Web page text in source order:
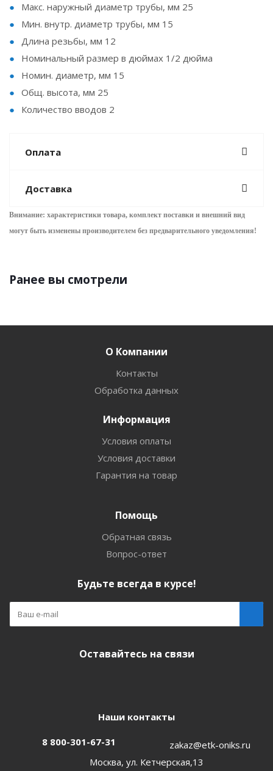
Макс. наружный диаметр трубы, мм 25
Мин. внутр. диаметр трубы, мм 15
Длина резьбы, мм 12
Номинальный размер в дюймах 1/2 дюйма
Номин. диаметр, мм 15
Общ. высота, мм 25
Количество вводов 2
Оплата
Доставка
Внимание: характеристики товара, комплект поставки и внешний вид
могут быть изменены производителем без предварительного уведомления!
Ранее вы смотрели
О Компании
Контакты
Обработка данных
Информация
Условия оплаты
Условия доставки
Гарантия на товар
Помощь
Обратная связь
Вопрос-ответ
Будьте всегда в курсе!
Оставайтесь на связи
Наши контакты
8 800-301-67-31
zakaz@etk-oniks.ru
Москва, ул. Кетчерская,13